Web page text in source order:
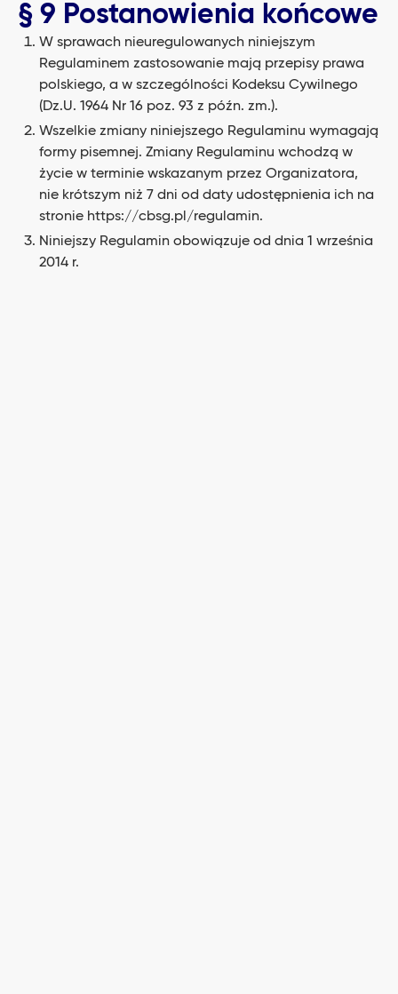
§ 9 Postanowienia końcowe
W sprawach nieuregulowanych niniejszym
Regulaminem zastosowanie mają przepisy prawa
polskiego, a w szczególności Kodeksu Cywilnego
(Dz.U. 1964 Nr 16 poz. 93 z późn. zm.).
Wszelkie zmiany niniejszego Regulaminu wymagają
formy pisemnej. Zmiany Regulaminu wchodzą w
życie w terminie wskazanym przez Organizatora,
nie krótszym niż 7 dni od daty udostępnienia ich na
stronie https://cbsg.pl/regulamin.
Niniejszy Regulamin obowiązuje od dnia 1 września
2014 r.